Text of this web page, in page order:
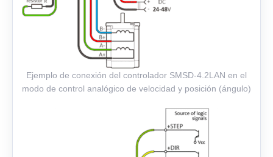
Ejemplo de conexión del controlador SMSD‑4.2LAN en el
modo de control analógico de velocidad y posición (ángulo)